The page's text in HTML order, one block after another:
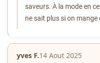
saveurs. À la mode en
ne sait plus si on
yves F.14 Aout 2025